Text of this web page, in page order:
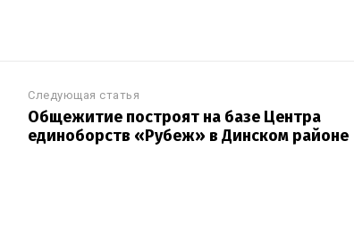
Следующая статья
Общежитие построят на базе Центра
единоборств «Рубеж» в Динском районе